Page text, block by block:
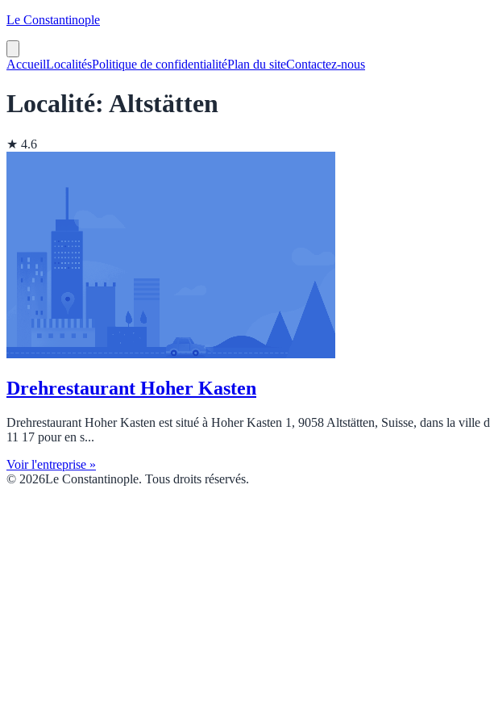
Le Constantinople
AccueilLocalitésPolitique de confidentialitéPlan du siteContactez-nous
Localité: Altstätten
★ 4.6
Drehrestaurant Hoher Kasten
Drehrestaurant Hoher Kasten est situé à Hoher Kasten 1, 9058 Altstätten, Suisse, dans la
11 17 pour en s...
Voir l'entreprise »
© 2026Le Constantinople. Tous droits réservés.